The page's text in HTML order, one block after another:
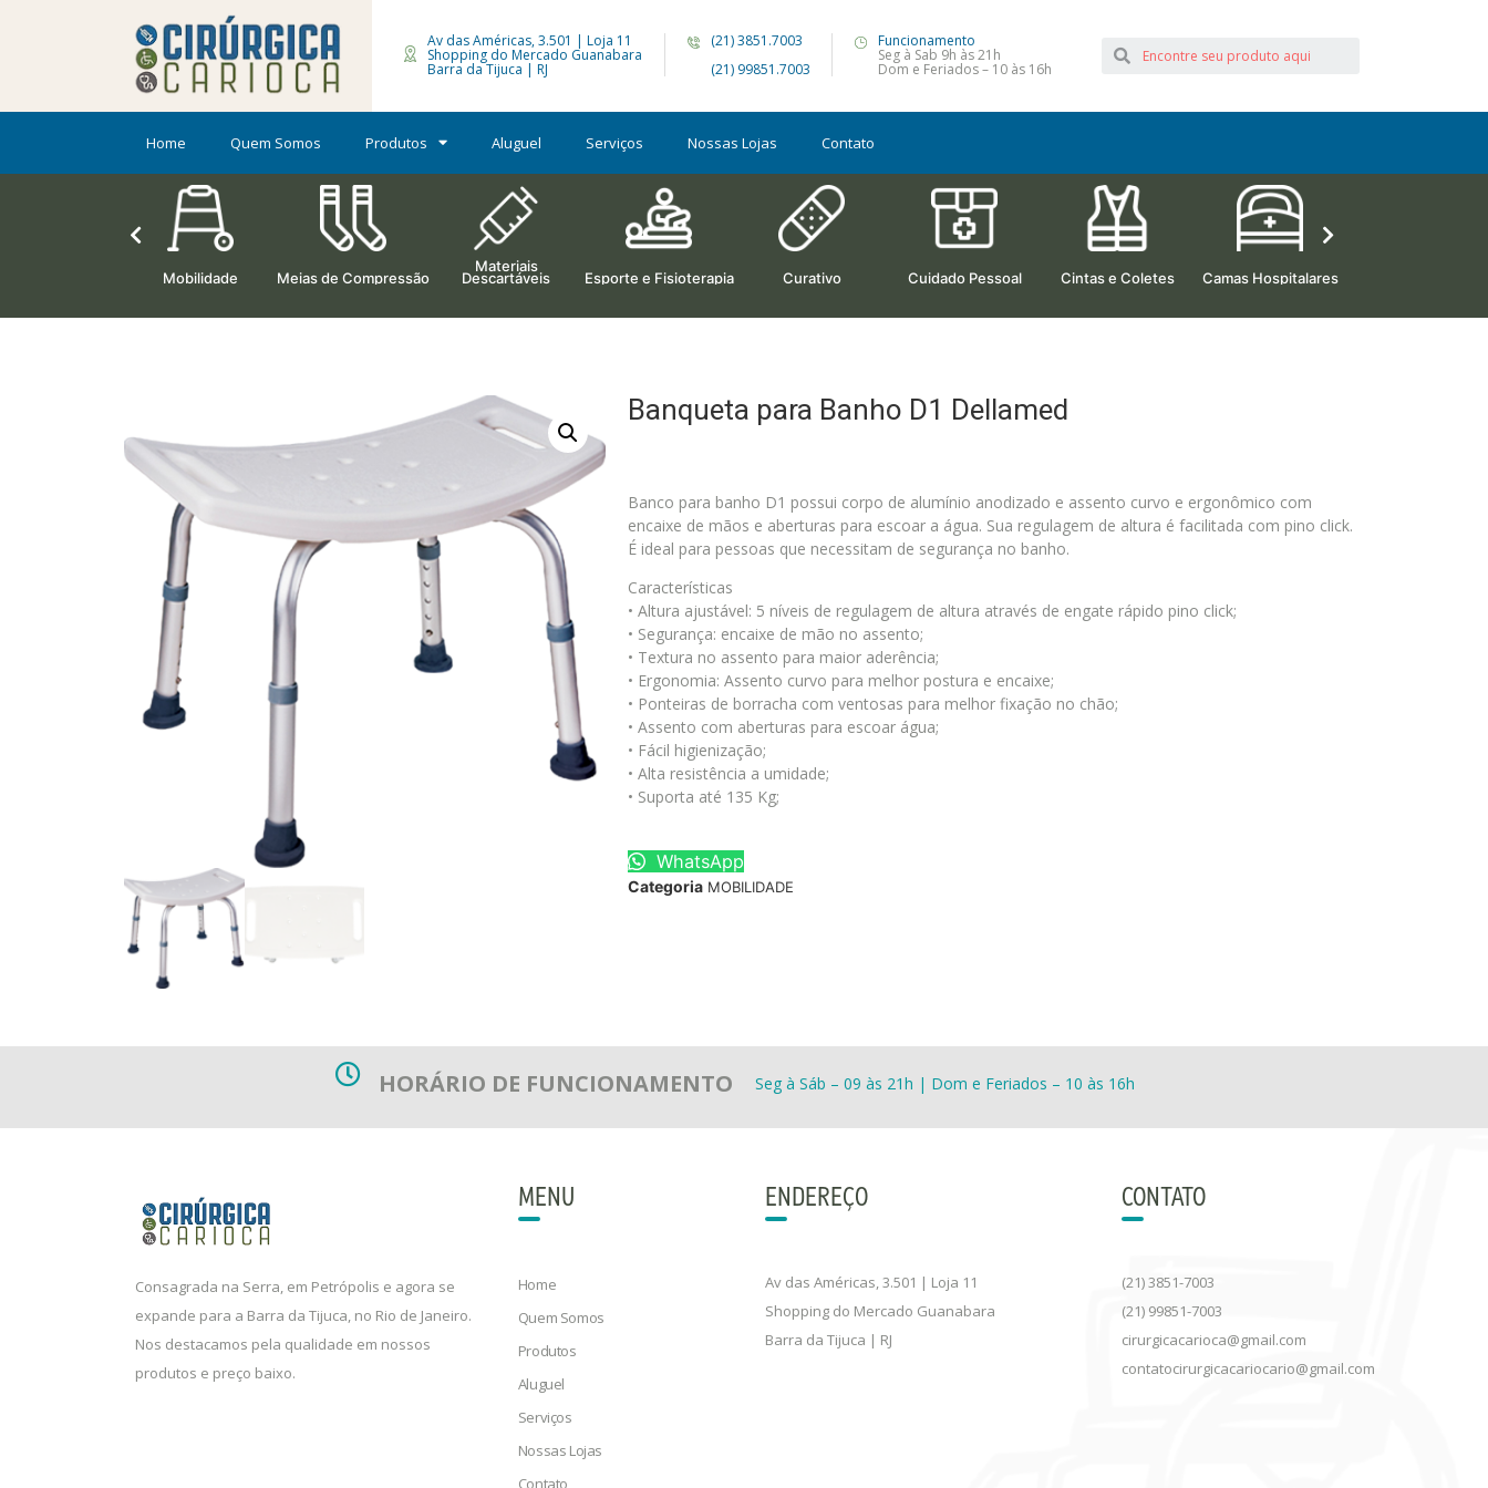
Av das Américas, 3.501 | Loja 11
Shopping do Mercado Guanabara
Barra da Tijuca | RJ
(21) 3851.7003
(21) 99851.7003
Funcionamento
Seg à Sab 9h às 21h
Dom e Feriados – 10 às 16h
Home Quem Somos Produtos Aluguel Serviços Nossas Lojas Contato
Mobilidade Meias de Compressão
Materiais
Descartáveis Esporte e Fisioterapia Curativo Cuidado Pessoal Cintas e Coletes Camas Hospitalares
Banqueta para Banho D1 Dellamed
Banco para banho D1 possui corpo de alumínio anodizado e assento curvo e ergonômico com
encaixe de mãos e aberturas para escoar a água. Sua regulagem de altura é facilitada com pino click.
É ideal para pessoas que necessitam de segurança no banho.
Características
• Altura ajustável: 5 níveis de regulagem de altura através de engate rápido pino click;
• Segurança: encaixe de mão no assento;
• Textura no assento para maior aderência;
• Ergonomia: Assento curvo para melhor postura e encaixe;
• Ponteiras de borracha com ventosas para melhor fixação no chão;
• Assento com aberturas para escoar água;
• Fácil higienização;
• Alta resistência a umidade;
• Suporta até 135 Kg;
WhatsApp
Categoria MOBILIDADE
HORÁRIO DE FUNCIONAMENTO Seg à Sáb – 09 às 21h | Dom e Feriados – 10 às 16h
Consagrada na Serra, em Petrópolis e agora se
expande para a Barra da Tijuca, no Rio de Janeiro.
Nos destacamos pela qualidade em nossos
produtos e preço baixo.
MENU
Home
Quem Somos
Produtos
Aluguel
Serviços
Nossas Lojas
Contato
ENDEREÇO
Av das Américas, 3.501 | Loja 11
Shopping do Mercado Guanabara
Barra da Tijuca | RJ
CONTATO
(21) 3851-7003
(21) 99851-7003
cirurgicacarioca@gmail.com
contatocirurgicacariocario@gmail.com